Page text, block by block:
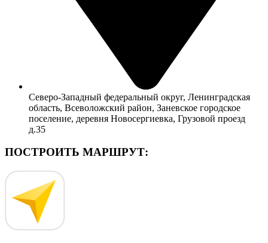
Северо-Западный федеральный округ, Ленинградская
область, Всеволожский район, Заневское городское
поселение, деревня Новосергиевка, Грузовой проезд
д.35
ПОСТРОИТЬ МАРШРУТ: